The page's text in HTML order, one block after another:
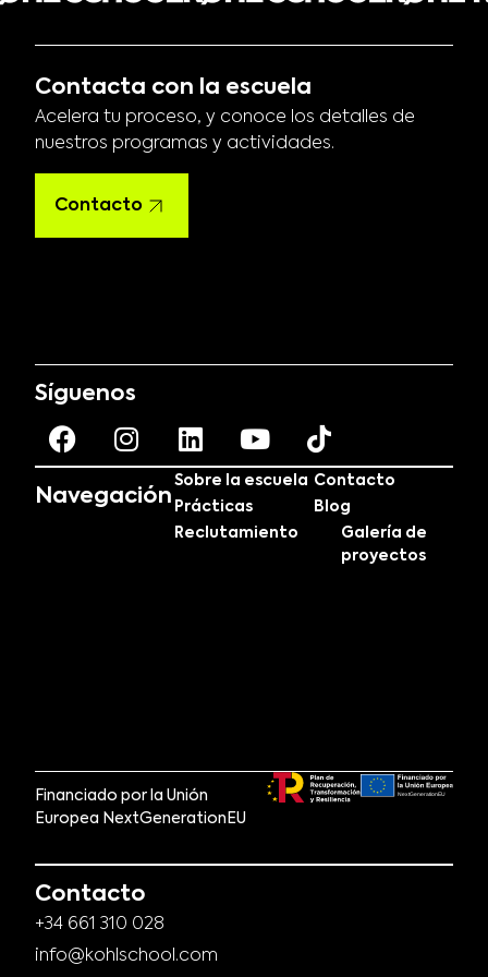
Navegación
Sobre la escuela
Prácticas
Reclutamiento
Contacto
Blog
Galería de
proyectos
Financiado por la Unión
Europea NextGenerationEU
Contacto
+34 661 310 028
info@kohlschool.com
Contacta con la escuela
Acelera tu proceso, y conoce los detalles de
nuestros programas y actividades.
Contacto
Síguenos